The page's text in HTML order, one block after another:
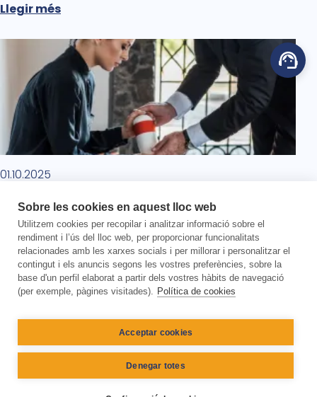
Llegir més
01.10.2025
Com obrir una urna de cendres pas a pas
Després de la cremació d’un ser estimat,a vegades
sorgeix la necessitat d’obrir l’urna de cendres. Això
pot deure’s a diferents…
Llegir més
Pie de página
Termes i condicions
Sobre les cookies en aquest lloc web
Utilitzem cookies per recopilar i analitzar informació sobre el
rendiment i l’ús del lloc web, per proporcionar funcionalitats
relacionades amb les xarxes socials i per millorar i personalitzar el
contingut i els anuncis segons les vostres preferències, sobre la
base d'un perfil elaborat a partir dels vostres hàbits de navegació
(per exemple, pàgines visitades). Política de cookies
Acceptar cookies
Denegar totes